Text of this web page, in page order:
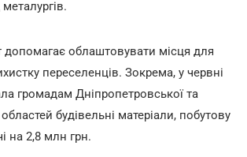
допомагає облаштовувати місця для
переселенців. Зокрема, у червні
громадам Дніпропетровської та
будівельні матеріали, побутову
на 2,8 млн грн.